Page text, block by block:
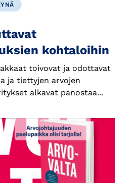
kohtaloihin
toivovat ja odottavat
ja tiettyjen arvojen
alkavat panostaa...